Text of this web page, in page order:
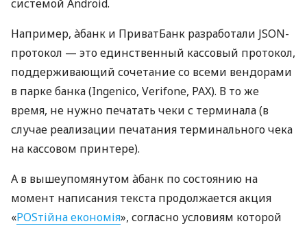
системой Android.
Например, àбанк и ПриватБанк разработали JSON-
протокол — это единственный кассовый протокол,
поддерживающий сочетание со всеми вендорами
в парке банка (Ingenico, Verifone, PAX). В то же
время, не нужно печатать чеки с терминала (в
случае реализации печатания терминального чека
на кассовом принтере).
А в вышеупомянутом àбанк по состоянию на
момент написания текста продолжается акция
«POSтійна економія», согласно условиям которой